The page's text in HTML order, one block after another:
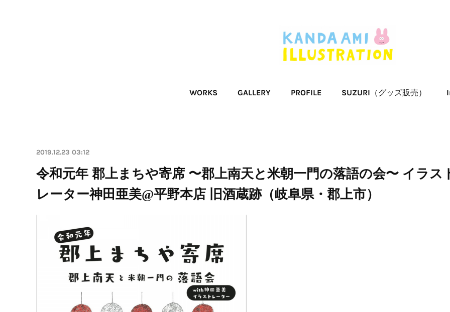
WORKS GALLERY PROFILE SUZURI（グッズ販売）
2019.12.23 03:12
令和元年 郡上まちや寄席 〜郡上南天と米朝一門の落語の会〜 イラス
レーター神田亜美@平野本店 旧酒蔵跡（岐阜県・郡上市）